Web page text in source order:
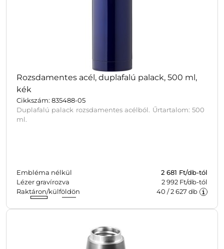
Rozsdamentes acél, duplafalú palack, 500 ml,
kék
Cikkszám: 835488-05
Duplafalú palack rozsdamentes acélból. Űrtartalom: 500
ml.
Embléma nélkül 2 681 Ft/db-tól
Lézer gravírozva
2 992 Ft/db-tól
Raktáron/külföldön
40 /2 627 db